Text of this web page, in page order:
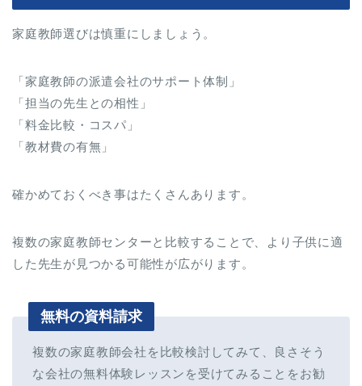
家庭教師選びは慎重にしましょう。
「家庭教師の派遣会社のサポート体制」
「担当の先生との相性」
「料金比較・コスパ」
「教材費の有無」
確かめておくべき事はたくさんあります。
複数の家庭教師センターと比較することで、より子供に適
した先生が見つかる可能性が広がります。
無料の資料請求
複数の家庭教師会社を比較検討してみて、良さそう
な会社の無料体験レッスンを受けてみることをお勧